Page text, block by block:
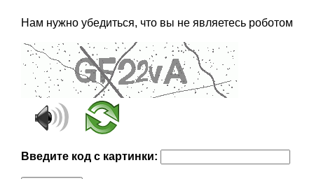
Нам нужно убедиться, что вы не являетесь роботом
Введите код с картинки: